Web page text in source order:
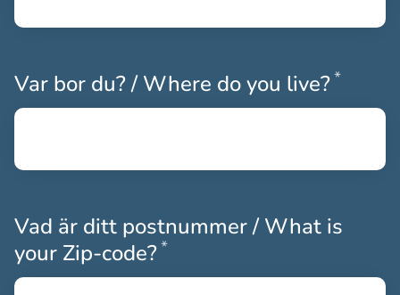
Var bor du? / Where do you live?*
Vad är ditt postnummer / What is
your Zip-code?*Obligatoriskt